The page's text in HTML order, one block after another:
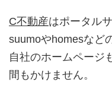
C不動産はポータル
suumoやhomesなど
自社のホームページ
間もかけません。